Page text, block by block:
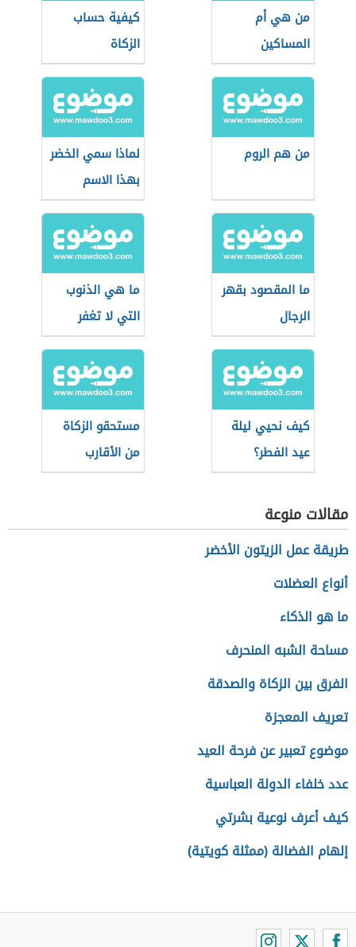
من هي أم
المساكين
كيفية حساب
الزكاة
من هم الروم
لماذا سمي الخضر
بهذا الاسم
ما المقصود بقهر
الرجال
ما هي الذنوب
التي لا تغفر
كيف نحيي ليلة
عيد الفطر؟
مستحقو الزكاة
من الأقارب
مقالات منوعة
طريقة عمل الزيتون الأخضر
أنواع العضلات
ما هو الذكاء
مساحة الشبه المنحرف
الفرق بين الزكاة والصدقة
تعريف المعجزة
موضوع تعبير عن فرحة العيد
عدد خلفاء الدولة العباسية
كيف أعرف نوعية بشرتي
إلهام الفضالة (ممثلة كويتية)